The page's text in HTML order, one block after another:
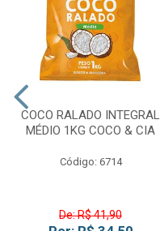
COCO RALADO INTEGRAL
MÉDIO 1KG COCO & CIA
Código: 6714
De: R$ 41,90